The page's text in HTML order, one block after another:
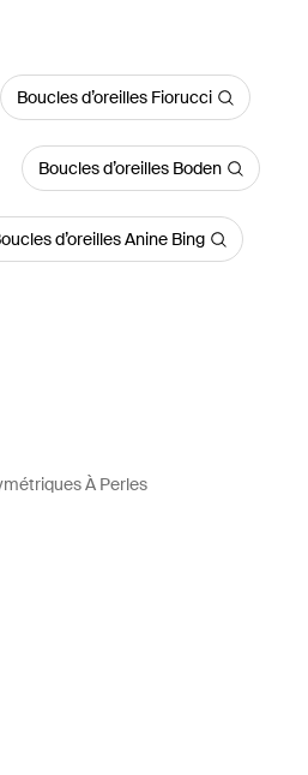
Boucles d’oreilles Fiorucci
Boucles d’oreilles Boden
d’oreilles Anine Bing
À Perles